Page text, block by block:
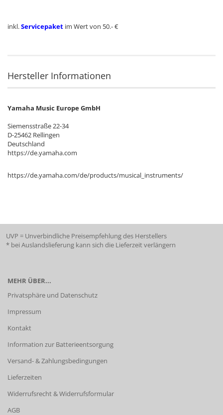
inkl.Servicepaket im Wert von 50.- €
Hersteller Informationen
Yamaha Music Europe GmbH
Siemensstraße 22-34
D-25462 Rellingen
Deutschland
https://de.yamaha.com
https://de.yamaha.com/de/products/musical_instruments/
UVP = Unverbindliche Preisempfehlung des Herstellers
* bei Auslandslieferung kann sich die Lieferzeit verlängern
MEHR ÜBER...
Privatsphäre und Datenschutz
Impressum
Kontakt
Information zur Batterieentsorgung
Versand- & Zahlungsbedingungen
Lieferzeiten
Widerrufsrecht & Widerrufsformular
AGB